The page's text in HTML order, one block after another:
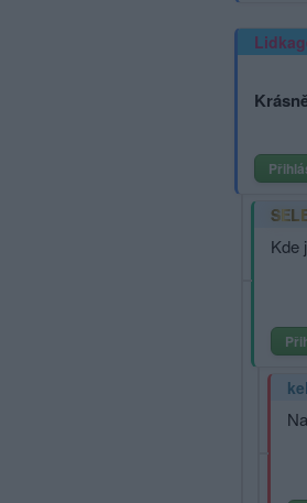
Kde